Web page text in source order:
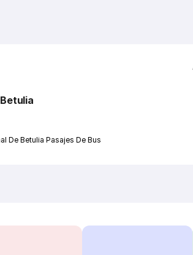
De Betulia Pasajes De Bus